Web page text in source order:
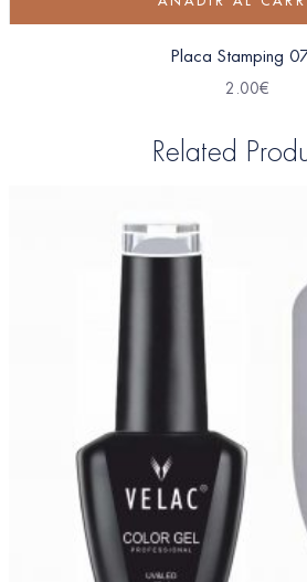
Placa Stamping
2.00€
Related